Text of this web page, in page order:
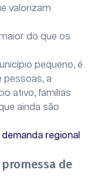
valorizam
do que os
pequeno, é
pessoas, a
ativo, famílias
ainda são
regional
de